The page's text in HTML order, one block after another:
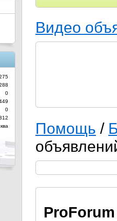
Видео
Помощь /
Pro
0
0